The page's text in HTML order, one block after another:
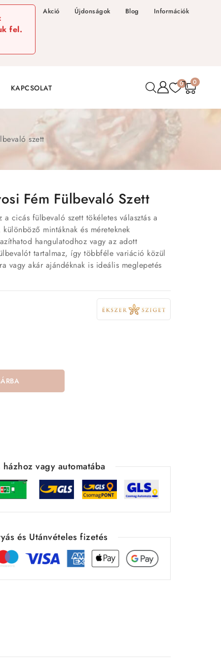
fel.
Akció Újdonságok Blog Információk
KAPCSOLAT 0 0
szett
Fém Fülbevaló Szett
cicás fülbevaló szett tökéletes választás a
mintáknak és méreteknek
hangulatodhoz vagy az adott
tartalmaz, így többféle variáció közül
vagy akár ajándéknak is ideális meglepetés
házhoz vagy automatába
és Utánvételes fizetés